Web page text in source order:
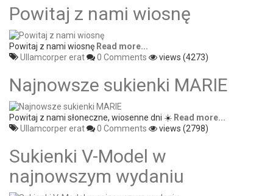
Powitaj z nami wiosnę
Powitaj z nami wiosnę Read more...
Ullamcorper erat
0 Comments views (4273)
Najnowsze sukienki MARIE
Powitaj z nami słoneczne, wiosenne dni ☀️ Read more...
Ullamcorper erat
0 Comments views (2798)
Sukienki V-Model w
najnowszym wydaniu